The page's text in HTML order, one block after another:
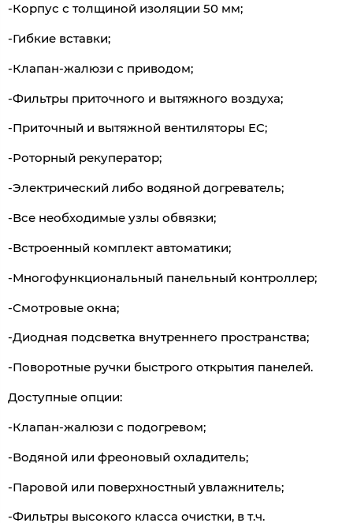
-Корпус с толщиной изоляции 50 мм;
-Гибкие вставки;
-Клапан-жалюзи с приводом;
-Фильтры приточного и вытяжного воздуха;
-Приточный и вытяжной вентиляторы EC;
-Роторный рекуператор;
-Электрический либо водяной догреватель;
-Все необходимые узлы обвязки;
-Встроенный комплект автоматики;
-Многофункциональный панельный контроллер;
-Смотровые окна;
-Диодная подсветка внутреннего пространства;
-Поворотные ручки быстрого открытия панелей.
Доступные опции:
-Клапан-жалюзи с подогревом;
-Водяной или фреоновый охладитель;
-Паровой или поверхностный увлажнитель;
-Фильтры высокого класса очистки, в т.ч.